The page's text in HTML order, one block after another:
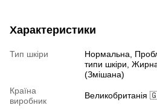
Характеристики
Тип шкіри
Нормальна,
типи шкіри,
(Змішана)
Країна
виробник
Великобританія